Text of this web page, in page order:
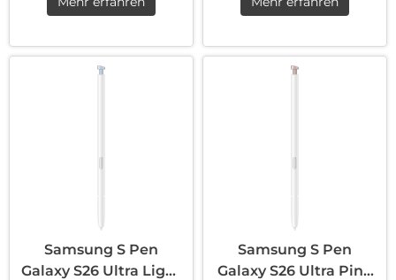
Samsung S Pen
Galaxy S26 Ultra Light
Samsung S Pen
Galaxy S26 Ultra Pink